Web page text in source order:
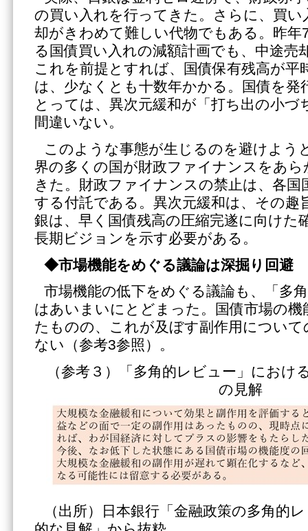
の買い入れを行ってきた。さらに、買い
却がきわめて難しい代物でもある。昨年
る国債買い入れの減額計画でも、中途売
これを前提とすれば、国債保有残高が平
は、少なくとも十数年かかる。国債を発
とっては、異次元緩和が「打ち出の小
間違いない。
このような事態が生じるのを避けよう
界の多くの国が財政ファイナンスをあ
きた。財政ファイナンスの禁止は、各国
する付託である。異次元緩和は、その趣
銀は、早く国債残高の圧縮完遂に向けた
長期ビジョンを示す必要がある。
◆市場機能をめぐる議論は深掘り回避
市場機能の低下をめぐる議論も、「多
はあいまいにとどまった。国債市場の機
たものの、これが及ぼす副作用につい
ない（参考3参照）。
（参考３）「多角的レビュー」におけ
の見解
（出所）日本銀行「金融政策の多角的